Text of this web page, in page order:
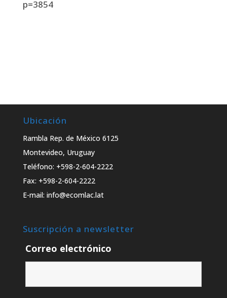
p=3854
Ubicación
Rambla Rep. de México 6125
Montevideo, Uruguay
Teléfono: +598-2-604-2222
Fax: +598-2-604-2222
E-mail: info@ecomlac.lat
Suscripción a newsletter
Correo electrónico